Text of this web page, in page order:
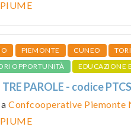
PIEMONTE CUNEO
OPPORTUNITÀ EDUCAZIONE
PAROLE - codice
Confcooperative Piemonte